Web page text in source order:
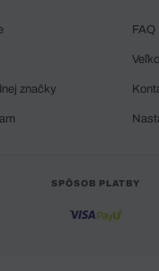
značky
FAQ
SPÔSOB PLATBY